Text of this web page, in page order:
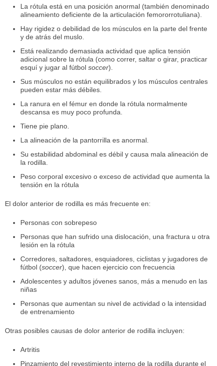
La rótula está en una posición anormal (también denominado
alineamiento deficiente de la articulación femororrotuliana).
Hay rigidez o debilidad de los músculos en la parte del frente
y de atrás del muslo.
Está realizando demasiada actividad que aplica tensión
adicional sobre la rótula (como correr, saltar o girar, practicar
esquí y jugar al fútbolsoccer).
Sus músculos no están equilibrados y los músculos centrales
pueden estar más débiles.
La ranura en el fémur en donde la rótula normalmente
descansa es muy poco profunda.
Tiene pie plano.
La alineación de la pantorrilla es anormal.
Su estabilidad abdominal es débil y causa mala alineación de
la rodilla.
Peso corporal excesivo o exceso de actividad que aumenta la
tensión en la rótula
El dolor anterior de rodilla es más frecuente en:
Personas con sobrepeso
Personas que han sufrido una dislocación, una fractura u otra
lesión en la rótula
Corredores, saltadores, esquiadores, ciclistas y jugadores de
fútbol (soccer), que hacen ejercicio con frecuencia
Adolescentes y adultos jóvenes sanos, más a menudo en las
niñas
Personas que aumentan su nivel de actividad o la intensidad
de entrenamiento
Otras posibles causas de dolor anterior de rodilla incluyen:
Artritis
Pinzamiento del revestimiento interno de la rodilla durante el